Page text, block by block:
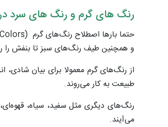
رنگ های گرم و رنگ های سرد
و همچنین طیف رنگ‌های سبز تا بنفش را
از رنگ‌های گرم معمولا برای بیان
طبیعت به کار می‌روند.
رنگ‌های دیگری مثل سفید، سیاه،
می‌آیند.